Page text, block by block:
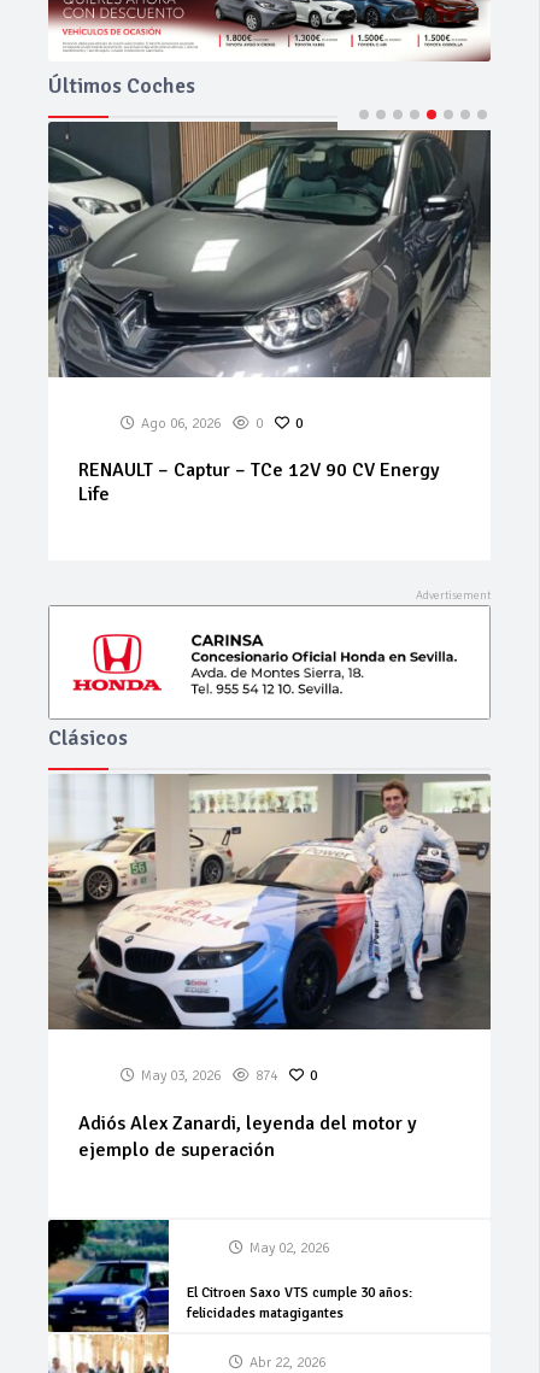
Últimos Coches
Ago 06, 2026 0 0
SEAT – Arona – 1.6 TDI CR 70 kWStart/Stop
Style
Clásicos
May 03, 2026 874 0
Adiós Alex Zanardi, leyenda del motor y
ejemplo de superación
May 02, 2026
El Citroen Saxo VTS cumple 30 años:
felicidades matagigantes
Abr 22, 2026